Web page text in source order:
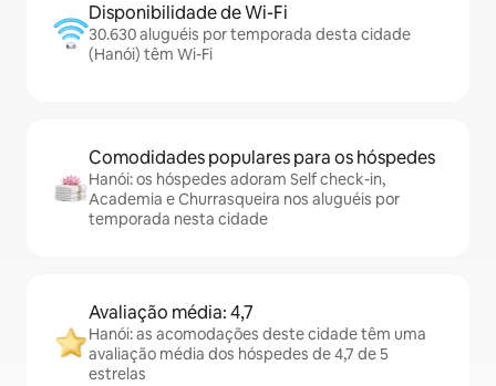
Disponibilidade de Wi-Fi
30.630 aluguéis por temporada desta cidade
(Hanói) têm Wi-Fi
Comodidades populares para os hóspedes
Hanói: os hóspedes adoram Self check-in,
Academia e Churrasqueira nos aluguéis por
temporada nesta cidade
Avaliação média: 4,7
Hanói: as acomodações deste cidade têm uma
avaliação média dos hóspedes de 4,7 de 5
estrelas